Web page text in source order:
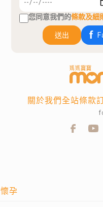
您同意我們的條款及細
送出
懷孕
關於我們全站條款